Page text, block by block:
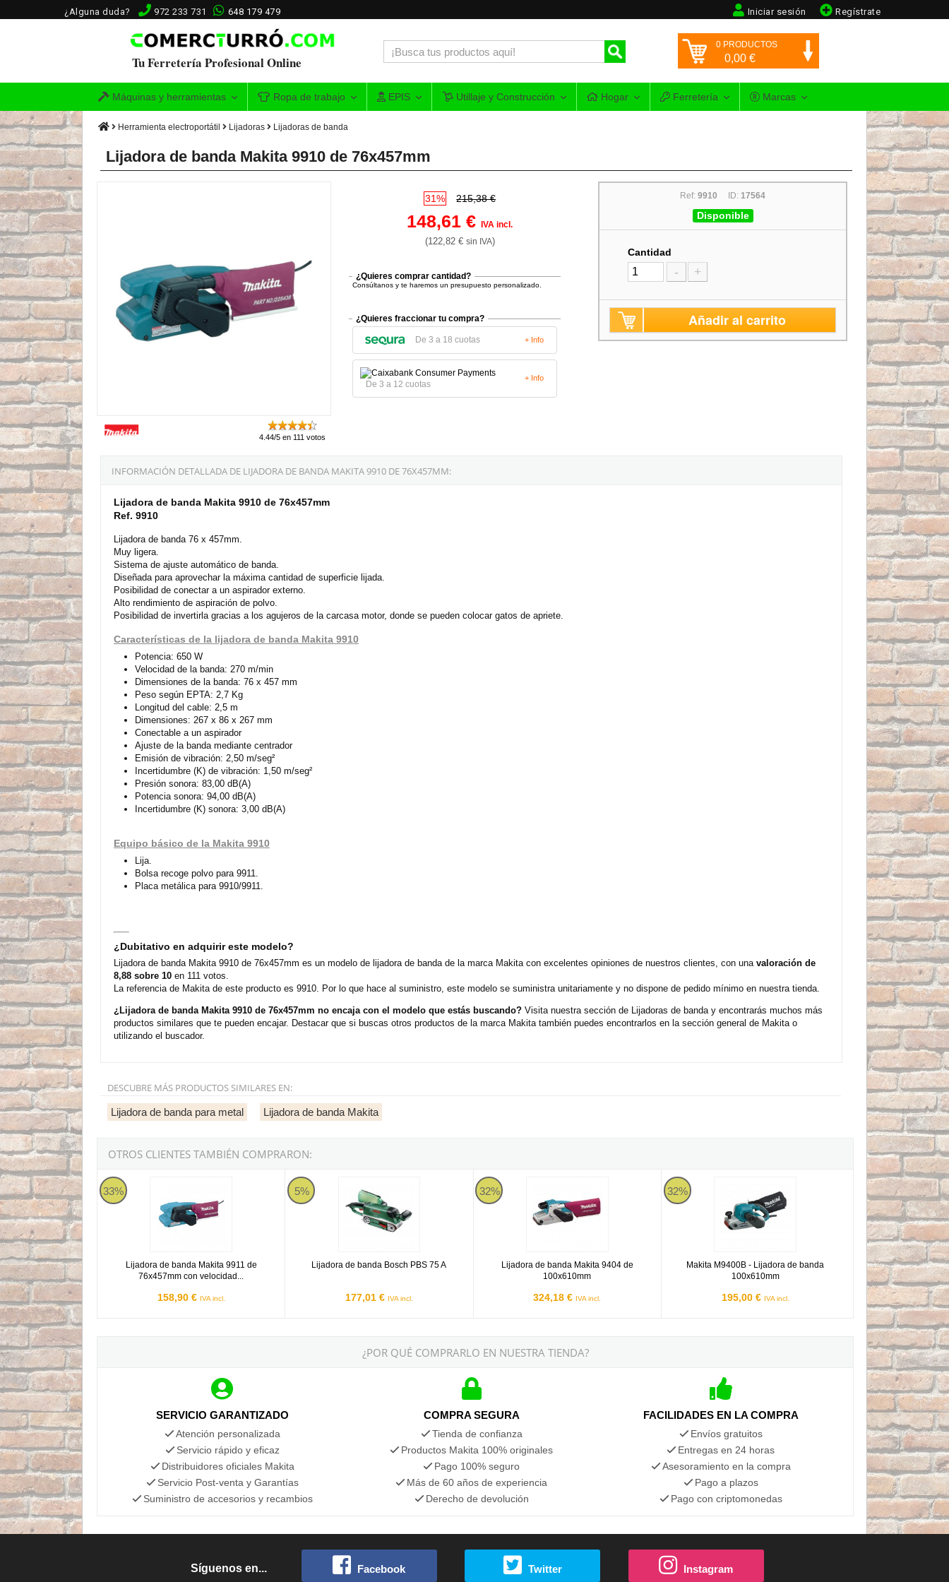
¿Alguna duda? 972 233 731 648 179 479 Regístrate
Iniciar sesión
Tu Ferretería Profesional Online
0 PRODUCTOS
0,00 €
Máquinas y herramientas Ropa de trabajo EPIS Utillaje y Construcción Hogar Ferretería Marcas
Herramienta electroportátil Lijadoras Lijadoras de banda
Lijadora de banda Makita 9910 de 76x457mm
4.44/5 en 111 votos
31% 215,38 €
148,61 €IVA incl.
(122,82 € sin IVA)
¿Quieres comprar cantidad?
Consúltanos y te haremos un presupuesto personalizado.
¿Quieres fraccionar tu compra?
De 3 a 18 cuotas + Info
De 3 a 12 cuotas
+ Info
Ref:9910 ID: 17564
Disponible
Cantidad
- +
Añadir al carrito
INFORMACIÓN DETALLADA DE LIJADORA DE BANDA MAKITA 9910 DE 76X457MM:
Lijadora de banda Makita 9910 de 76x457mm
Ref. 9910
Lijadora de banda 76 x 457mm.
Muy ligera.
Sistema de ajuste automático de banda.
Diseñada para aprovechar la máxima cantidad de superficie lijada.
Posibilidad de conectar a un aspirador externo.
Alto rendimiento de aspiración de polvo.
Posibilidad de invertirla gracias a los agujeros de la carcasa motor, donde se pueden colocar gatos de apriete.
Características de la lijadora de banda Makita 9910
Potencia: 650 W
Velocidad de la banda: 270 m/min
Dimensiones de la banda: 76 x 457 mm
Peso según EPTA: 2,7 Kg
Longitud del cable: 2,5 m
Dimensiones: 267 x 86 x 267 mm
Conectable a un aspirador
Ajuste de la banda mediante centrador
Emisión de vibración: 2,50 m/seg²
Incertidumbre (K) de vibración: 1,50 m/seg²
Presión sonora: 83,00 dB(A)
Potencia sonora: 94,00 dB(A)
Incertidumbre (K) sonora: 3,00 dB(A)
Equipo básico de la Makita 9910
Lija.
Bolsa recoge polvo para 9911.
Placa metálica para 9910/9911.
¿Dubitativo en adquirir este modelo?
Lijadora de banda Makita 9910 de 76x457mm es un modelo de lijadora de banda de la marca Makita con excelentes opiniones de nuestros clientes, con una valoración de
8,88 sobre 10 en 111 votos.
La referencia de Makita de este producto es 9910. Por lo que hace al suministro, este modelo se suministra unitariamente y no dispone de pedido mínimo en nuestra tienda.
¿Lijadora de banda Makita 9910 de 76x457mm no encaja con el modelo que estás buscando? Visita nuestra sección de Lijadoras de banda y encontrarás muchos más
productos similares que te pueden encajar. Destacar que si buscas otros productos de la marca Makita también puedes encontrarlos en la sección general de Makita o
utilizando el buscador.
DESCUBRE MÁS PRODUCTOS SIMILARES EN:
Lijadora de banda para metal Lijadora de banda Makita
OTROS CLIENTES TAMBIÉN COMPRARON:
33%
Lijadora de banda Makita 9911 de
76x457mm con velocidad...
158,90 € IVA incl.
Lijadora de banda Makita 9911 de 76x457mm con velocidad regulable
5%
Lijadora de banda Bosch PBS 75 A
177,01 € IVA incl.
Lijadora de banda Bosch PBS 75 A
32%
Lijadora de banda Makita 9404 de
100x610mm
324,18 € IVA incl.
Lijadora de banda Makita 9404 de 100x610mm
32%
Makita M9400B - Lijadora de banda
100x610mm
195,00 € IVA incl.
Makita M9400B - Lijadora de banda 100x610mm
¿POR QUÉ COMPRARLO EN NUESTRA TIENDA?
SERVICIO GARANTIZADO
Atención personalizada
Servicio rápido y eficaz
Distribuidores oficiales Makita
Servicio Post-venta y Garantías
Suministro de accesorios y recambios
COMPRA SEGURA
Tienda de confianza
Productos Makita 100% originales
Pago 100% seguro
Más de 60 años de experiencia
Derecho de devolución
FACILIDADES EN LA COMPRA
Envíos gratuitos
Entregas en 24 horas
Asesoramiento en la compra
Pago a plazos
Pago con criptomonedas
Síguenos en... Facebook Twitter Instagram